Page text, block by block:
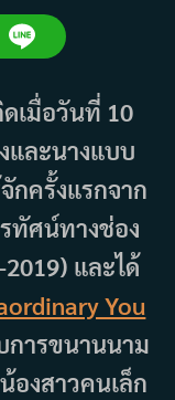
เมื่อวันที่ 10
และนางแบบ
กครั้งแรกจาก
ทัศน์ทางช่อง
และได้
You
การขนานนาม
องสาวคนเล็ก